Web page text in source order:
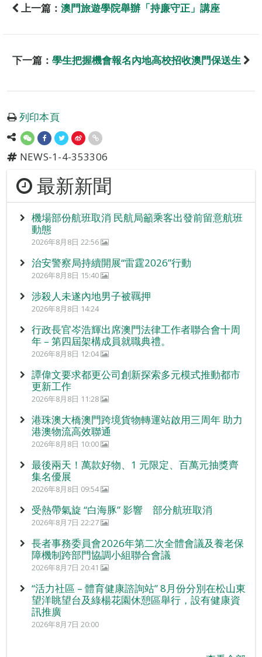
上一篇： 澳門旅遊學院舉辦「持廉守正」講座
下一篇： 學生把握機會報名內地高校招收澳門保送生
列印本頁
NEWS-1-4-353306
最新新聞
機場部份航班取消 民航局籲乘客出發前留意航班
動態
2026年8月8日 22:56
治安警察局持續開展“雷霆2026”行動
2026年8月8日 15:40
涉殺人未遂內地男子被羈押
2026年8月8日 14:24
行政長官岑浩輝出席澳門法律工作者聯合會十周
年 – 第四屆架構成員就職典禮。
2026年8月8日 12:04
譚偉文要求都更公司創新探索多元模式推動都市
更新工作
2026年8月8日 11:28
港珠澳大橋澳門跨境貨物轉運站啟用三周年 助力
港澳物流高效聯通
2026年8月8日 10:00
最後兩天！萬款好物、1 元限定、百萬元抽獎齊
集名優展
2026年8月8日 09:54
受熱帶氣旋 “白海豚” 影響 部分航班取消
2026年8月7日 22:27
長者事務委員會2026年第二次全體會議及養老保
障機制跨部門協調小組聯合會議
2026年8月7日 20:41
“活力社區 – 體育健康諮詢站” 8月份分別在松山東
望洋眺望台及綠楊花園休憩區舉行，設有健康資
訊推廣
2026年8月7日 20:00